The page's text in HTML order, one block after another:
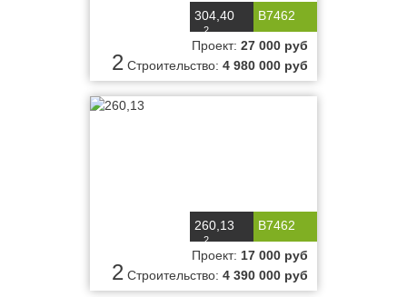
B7462
304,40
м2
2
Проект: 27 000 руб
Строительство: 4 980 000 руб
B7462
260,13
м2
2
Проект: 17 000 руб
Строительство: 4 390 000 руб